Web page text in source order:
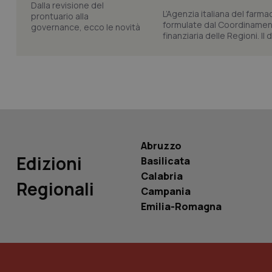
L’Agenzia italiana del
formulate dal
finanziaria delle Regioni. Il
Edizioni
Regionali
Abruzzo
Basilicata
Calabria
Campania
Emilia-Romagna_ga_0VMQEQKQ1N